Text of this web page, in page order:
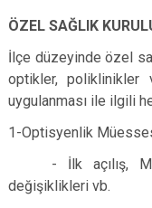
ÖZEL SAĞLIK
İlçe düzeyinde özel
optikler, poliklinikler
uygulanması ile ilgili
1-Optisyenlik
- İlk açılış,
değişiklikleri vb.